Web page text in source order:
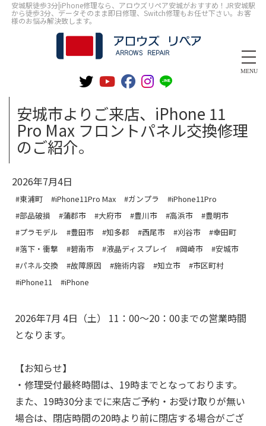
安城駅徒歩3分|iPhone修理なら、アロウズリペア安城がおすすめ！JR安城駅
から徒歩3分、データそのまま即日修理、Switch修理もお任せ下さい。お客
様のお悩み解決致します。
MENU
安城市よりご来店、iPhone 11
Pro Max フロントパネル交換修理
のご紹介。
2026年7月4日
#東浦町 #iPhone11Pro Max #ガンプラ
#iPhone11Pro
#部品破損
#蒲郡市 #大府市 #豊川市 #高浜市
#豊明市
#プラモデル
#豊田市 #知多郡 #西尾市 #刈谷市
#幸田町
#落下・衝撃
#碧南市 #液晶ディスプレイ #岡崎市
#安城市
#パネル交換
#故障原因 #施術内容 #知立市
#市区町村
#iPhone11
#iPhone
2026年7月 4日（土） 11：00～20：00までの営業時間
となります。
【お知らせ】
・修理受付最終時間は、19時までとなっております。
また、19時30分までに来店ご予約・お受け取りが無い
場合は、閉店時間の20時より前に閉店する場合がござ